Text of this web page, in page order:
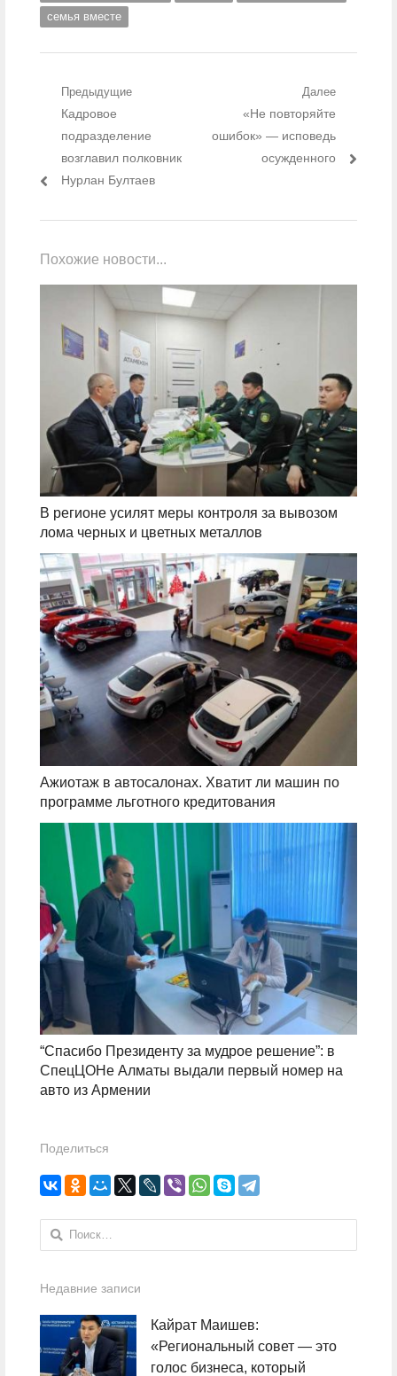
семья вместе
Навигация по записям
Предыдущие
Предыдущий пост:
Кадровое
подразделение
возглавил полковник
Нурлан Бултаев
Далее
Следующий пост:
«Не повторяйте
ошибок» — исповедь
осужденного
Похожие новости...
В регионе усилят меры контроля за вывозом
лома черных и цветных металлов
Ажиотаж в автосалонах. Хватит ли машин по
программе льготного кредитования
“Спасибо Президенту за мудрое решение”: в
СпецЦОНе Алматы выдали первый номер на
авто из Армении
Поделиться
Найти:
Недавние записи
Кайрат Маишев:
«Региональный совет — это
голос бизнеса, который